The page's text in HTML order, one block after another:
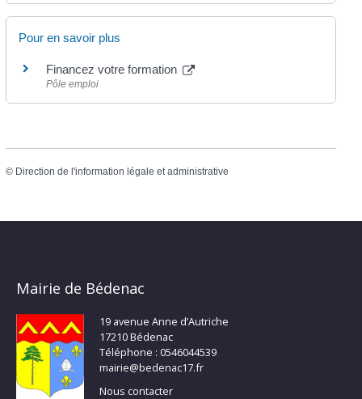
Pour en savoir plus
Financez votre formation
Pôle emploi
© Direction de l'information légale et administrative
Mairie de Bédenac
19 avenue Anne d’Autriche
17210 Bédenac
Téléphone : 0546044539
mairie@bedenac17.fr
Nous contacter